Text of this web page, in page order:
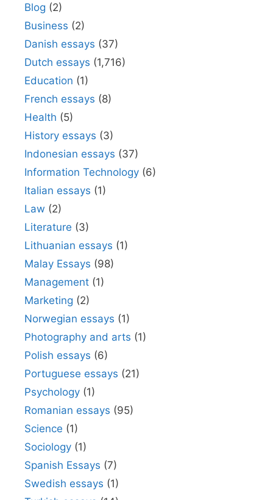
Blog (2)
Business (2)
Danish essays (37)
Dutch essays (1,716)
Education (1)
French essays (8)
Health (5)
History essays (3)
Indonesian essays (37)
Information Technology (6)
Italian essays (1)
Law (2)
Literature (3)
Lithuanian essays (1)
Malay Essays (98)
Management (1)
Marketing (2)
Norwegian essays (1)
Photography and arts (1)
Polish essays (6)
Portuguese essays (21)
Psychology (1)
Romanian essays (95)
Science (1)
Sociology (1)
Spanish Essays (7)
Swedish essays (1)